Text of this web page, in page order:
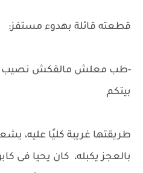
قطعته قائلة بهدوء مستفز:
-طب معلش مالقكش نصيب أنا
بيتكم
طريقتها غريبة كليًا عليه،
بالعجز يكبله، كان يحيا فى